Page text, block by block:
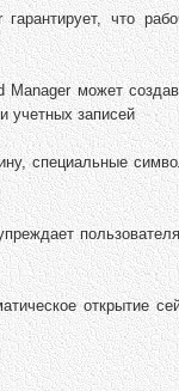
что
Manager может
учетных записей
специальные
открытие